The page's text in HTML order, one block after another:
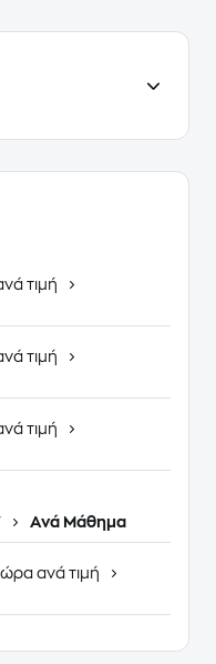
τιμή
τιμή
τιμή
Ανά Μάθημα
ανά τιμή